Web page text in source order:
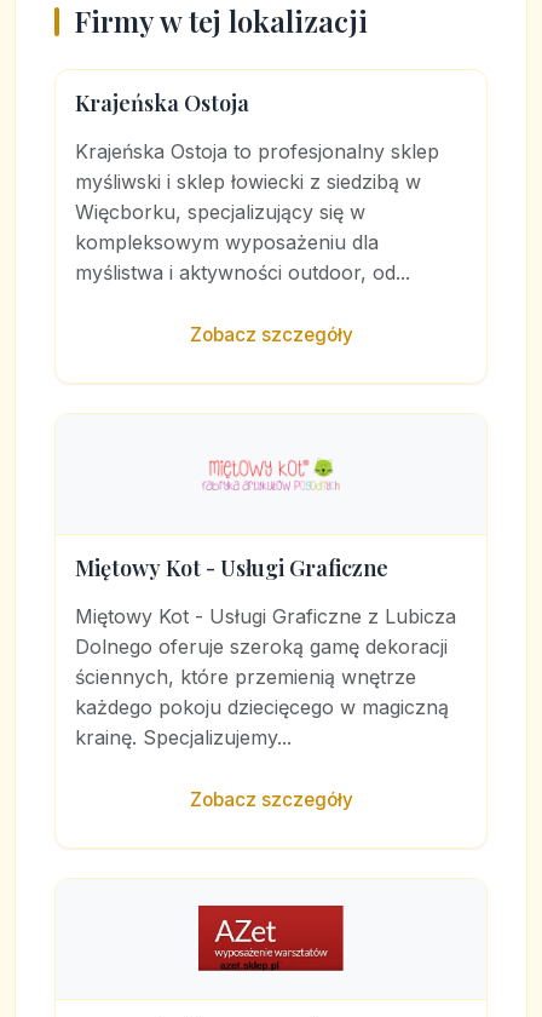
Firmy w tej lokalizacji
Krajeńska Ostoja
Krajeńska Ostoja to profesjonalny sklep
myśliwski i sklep łowiecki z siedzibą w
Więcborku, specjalizujący się w
kompleksowym wyposażeniu dla
myślistwa i aktywności outdoor, od...
Zobacz szczegóły
Miętowy Kot - Usługi Graficzne
Miętowy Kot - Usługi Graficzne z Lubicza
Dolnego oferuje szeroką gamę dekoracji
ściennych, które przemienią wnętrze
każdego pokoju dziecięcego w magiczną
krainę. Specjalizujemy...
Zobacz szczegóły